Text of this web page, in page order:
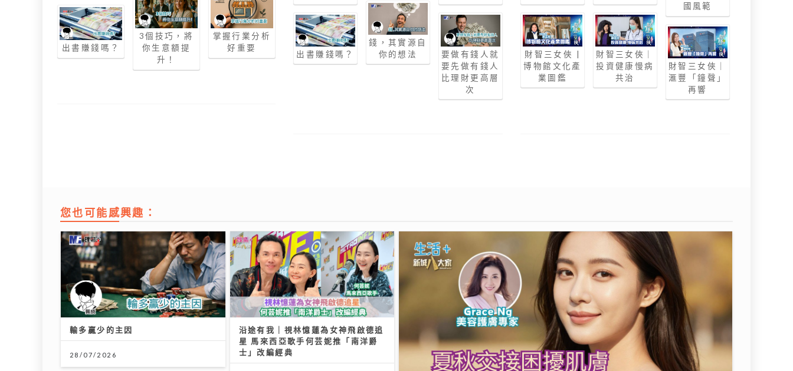
出書賺錢嗎？
3個技巧，將
你生意額提
升！
掌握行業分析
好重要
出書賺錢嗎？
錢，其實源自
你的想法
要做有錢人就
要先做有錢人
比理財更高層
次
財智三女俠 |
博物館文化產
業圖鑑
財智三女俠｜
投資健康慢病
共治
國風範
財智三女俠｜
滙豐「鐘聲」
再響
您也可能感興趣：
輸多贏少的主因
28/07/2026
沿途有我｜視林憶蓮為女神飛啟德追
星 馬來西亞歌手何芸妮推「南洋爵
士」改編經典